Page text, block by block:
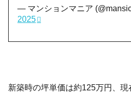
— マンションマニア
2025
新築時の坪単価は約125万円、